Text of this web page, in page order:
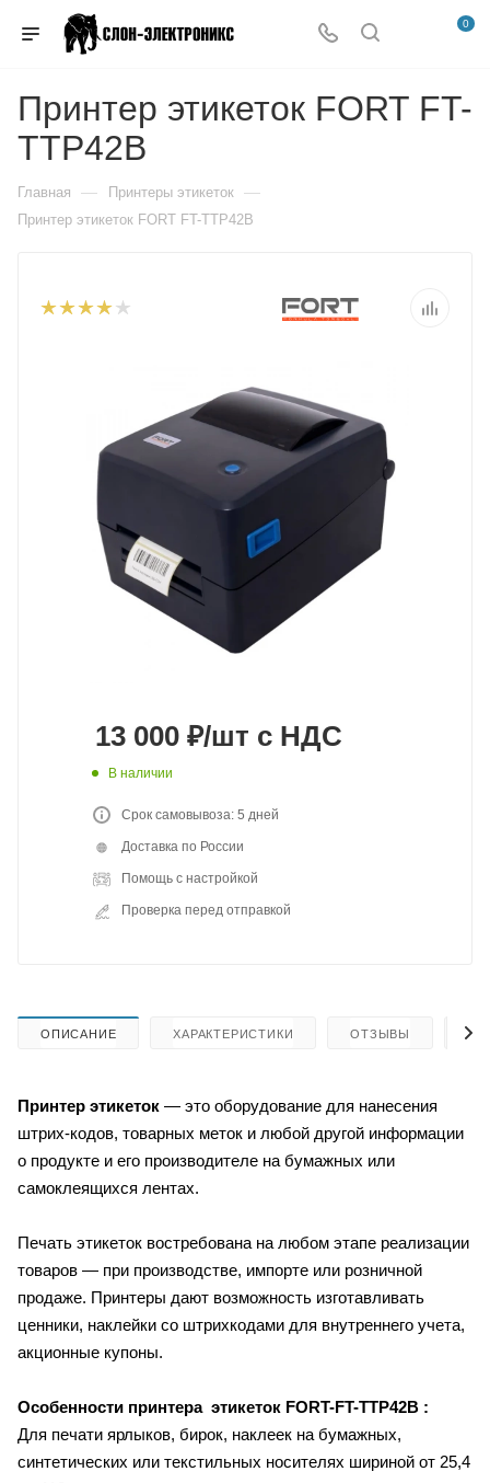
0
Принтер этикеток FORT FT-
TTP42B
Главная — Принтеры этикеток —
Принтер этикеток FORT FT-TTP42B
13 000 ₽/шт с НДС
В наличии
Срок самовывоза: 5 дней
Доставка по России
Помощь с настройкой
Проверка перед отправкой
ОПИСАНИЕ ХАРАКТЕРИСТИКИ ОТЗЫВЫ
Принтер этикеток — это оборудование для нанесения
штрих-кодов, товарных меток и любой другой информации
о продукте и его производителе на бумажных или
самоклеящихся лентах.
Печать этикеток востребована на любом этапе реализации
товаров — при производстве, импорте или розничной
продаже. Принтеры дают возможность изготавливать
ценники, наклейки со штрихкодами для внутреннего учета,
акционные купоны.
Особенности принтера этикеток FORT-FT-TTP42B :
Для печати ярлыков, бирок, наклеек на бумажных,
синтетических или текстильных носителях шириной от 25,4